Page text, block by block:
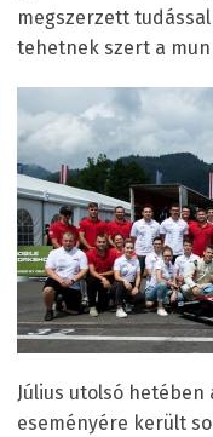
megszerzett
tehetnek szert a
Július utolsó
eseményére került